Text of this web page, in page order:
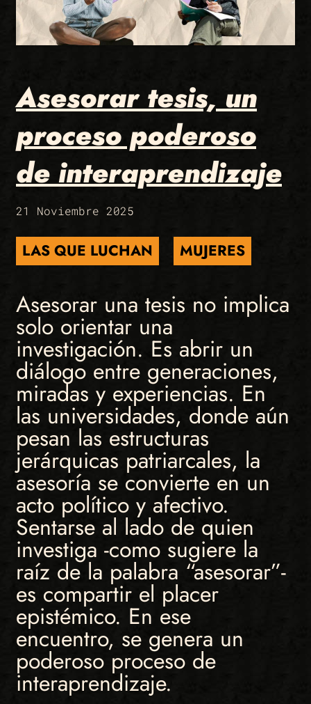
Asesorar tesis, un
proceso poderoso
de interaprendizaje
21 Noviembre 2025
LAS QUE LUCHAN MUJERES
Asesorar una tesis no implica
solo orientar una
investigación. Es abrir un
diálogo entre generaciones,
miradas y experiencias. En
las universidades, donde aún
pesan las estructuras
jerárquicas patriarcales, la
asesoría se convierte en un
acto político y afectivo.
Sentarse al lado de quien
investiga -como sugiere la
raíz de la palabra “asesorar”-
es compartir el placer
epistémico. En ese
encuentro, se genera un
poderoso proceso de
interaprendizaje.